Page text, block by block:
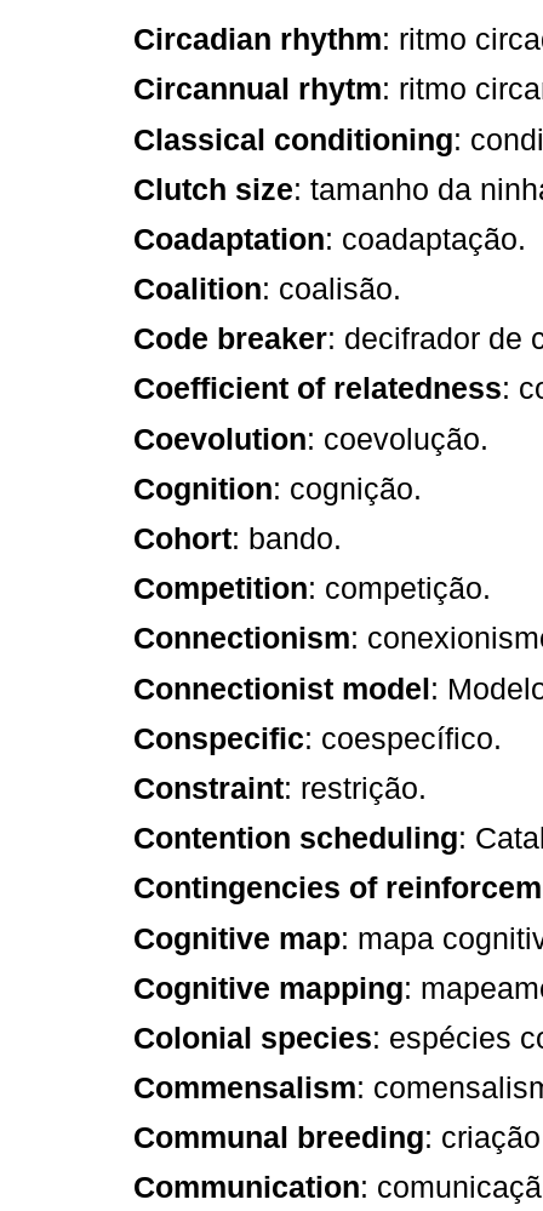
Circadian rhythm: ritmo
Circannual rhytm: ritmo
Classical conditioning:
Clutch size: tamanho da
Coadaptation: coadaptação.
Coalition: coalisão.
Code breaker: decifrador de
Coefficient of relatedness:
Coevolution: coevolução.
Cognition: cognição.
Cohort: bando.
Competition: competição.
Connectionism:
Connectionist model:
Conspecific: coespecífico.
Constraint: restrição.
Contention scheduling:
Contingencies of
Cognitive map: mapa
Cognitive mapping:
Colonial species: espécies
Commensalism:
Communal breeding:
Communication: